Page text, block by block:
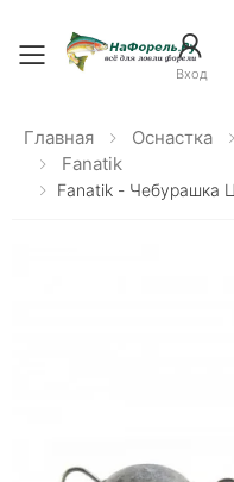
Toggle menu
Вход
Главная Оснастка
Fanatik
Fanatik - Чебурашка